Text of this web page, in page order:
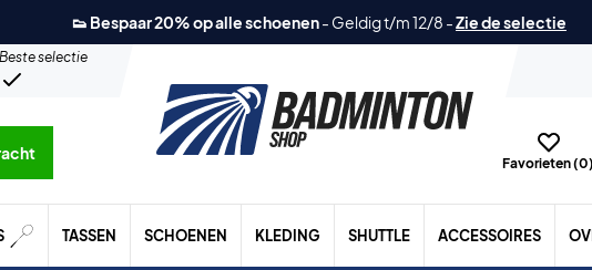
👟 Bespaar 20% op alle schoenen- Geldig t/m 12/8 -Zie de selectie
Beste selectie
Favorieten (0)
TASSEN SCHOENEN KLEDING SHUTTLE ACCESSOIRES